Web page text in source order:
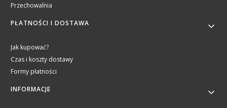
Przechowalnia
PŁATNOŚCI I DOSTAWA
Jak kupować?
Czas i koszty dostawy
Formy płatności
INFORMACJE